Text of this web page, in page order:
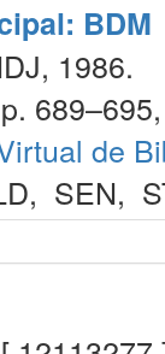
BDM
1986.
de
, SEN,